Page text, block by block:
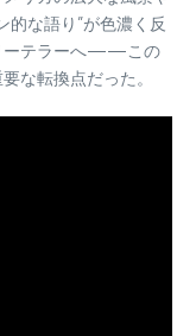
的な語り”が色濃く反
ーテラーへ——この
な転換点だった。